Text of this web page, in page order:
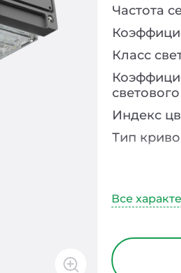
Частота
Класс
Индекс
Тип
Тип
Материал